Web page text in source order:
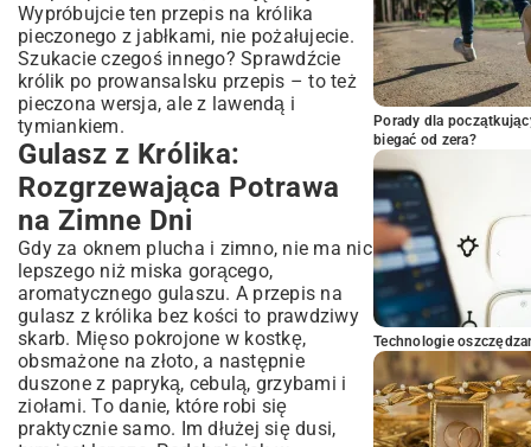
Wypróbujcie ten przepis na królika
pieczonego z jabłkami, nie pożałujecie.
Szukacie czegoś innego? Sprawdźcie
królik po prowansalsku przepis – to też
pieczona wersja, ale z lawendą i
tymiankiem.
Gulasz z Królika:
Rozgrzewająca Potrawa
na Zimne Dni
Gdy za oknem plucha i zimno, nie ma nic
lepszego niż miska gorącego,
aromatycznego gulaszu. A przepis na
gulasz z królika bez kości to prawdziwy
skarb. Mięso pokrojone w kostkę,
obsmażone na złoto, a następnie
duszone z papryką, cebulą, grzybami i
ziołami. To danie, które robi się
praktycznie samo. Im dłużej się dusi,
Porady dla
biegać od zera?
Technologie